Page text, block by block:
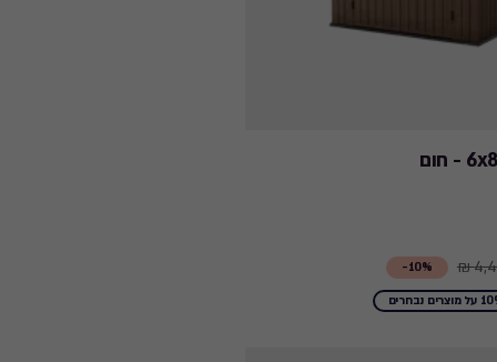
10%-
נבחרים